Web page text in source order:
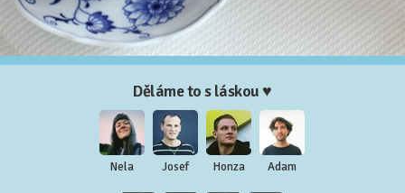
Děláme to s láskou ♥
Nela Josef Honza Adam